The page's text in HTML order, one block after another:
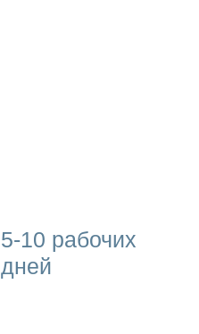
5-10 рабочих
дней